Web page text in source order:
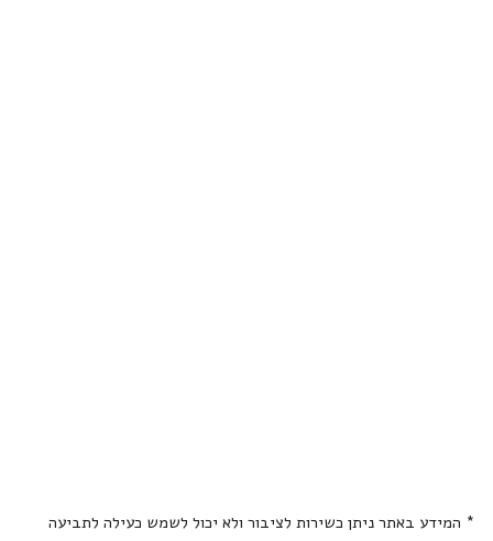
* המידע באתר ניתן כשירות לציבור ולא יכול לשמש כעילה לתביעה